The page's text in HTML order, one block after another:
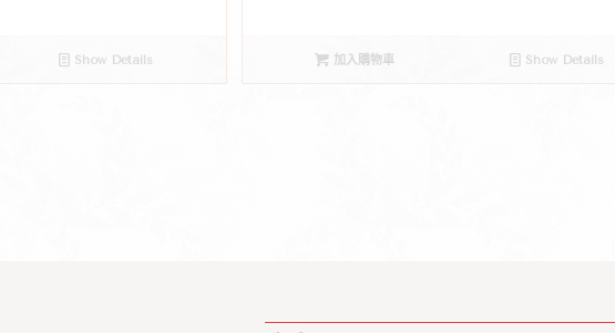
Show Details 加入購物車 Show Details